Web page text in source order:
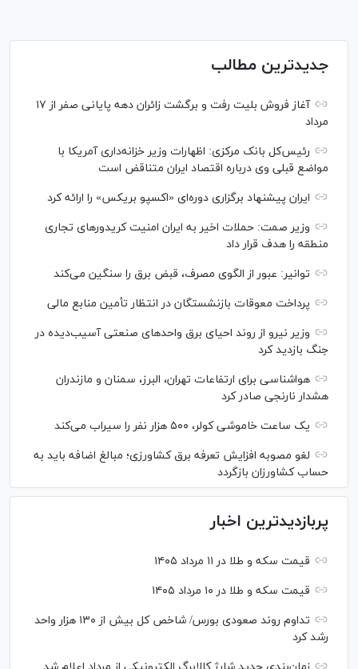
جدیدترین مطالب
آغاز فروش بلیت رفت و برگشت زائران دهه پایانی صفر از ۱۷
مرداد
رئیس‌کل بانک مرکزی: اظهارات وزیر خزانه‌داری آمریکا با
مواضع قبلی وی درباره اقتصاد ایران متناقض است
ایران پیشنهاد برگزاری دوره‌ای «اکسپو بریکس» را ارائه کرد
وزیر صمت: حملات اخیر به ایران امنیت کریدورهای تجاری
منطقه را هدف قرار داد
توانیر: عبور از الگوی مصرف، قبض برق را سنگین می‌کند
پرداخت معوقات بازنشستگان در انتظار تأمین منابع مالی
وزیر نیرو از روند احیای برق واحدهای صنعتی آسیب‌دیده در
جنگ بازدید کرد
هواشناسی برای ارتفاعات تهران، البرز، سمنان و مازندران
هشدار نارنجی صادر کرد
یک ساعت خاموشی کولر، ۵۰۰ هزار نفر را سیراب می‌کند
لغو مصوبه افزایش تعرفه برق کشاورزی؛ مبالغ اضافه باید به
حساب کشاورزان بازگردد
پربازدیدترین اخبار
قیمت سکه و طلا در ۱۱ مرداد ۱۴۰۵
قیمت سکه و طلا در ۱۰ مرداد ۱۴۰۵
تداوم روند صعودی بورس/ شاخص کل بیش از ۱۳۰ هزار واحد
رشد کرد